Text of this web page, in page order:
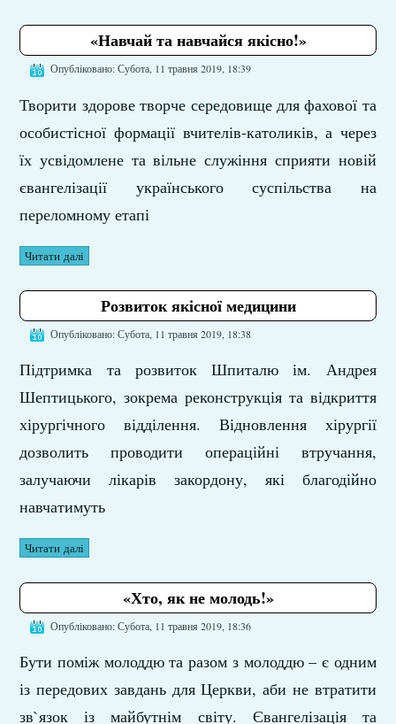
«Навчай та навчайся якісно!»
Опубліковано: Субота, 11 травня 2019, 18:39
Творити здорове творче середовище для фахової та
особистісної формації вчителів-католиків, а через
їх усвідомлене та вільне служіння сприяти новій
євангелізації українського суспільства на
переломному етапі
Читати далі
Розвиток якісної медицини
Опубліковано: Субота, 11 травня 2019, 18:38
Підтримка та розвиток Шпиталю ім. Андрея
Шептицького, зокрема реконструкція та відкриття
хірургічного відділення. Відновлення хірургії
дозволить проводити операційні втручання,
залучаючи лікарів закордону, які благодійно
навчатимуть
Читати далі
«Хто, як не молодь!»
Опубліковано: Субота, 11 травня 2019, 18:36
Бути поміж молоддю та разом з молоддю – є одним
із передових завдань для Церкви, аби не втратити
зв`язок із майбутнім світу. Євангелізація та